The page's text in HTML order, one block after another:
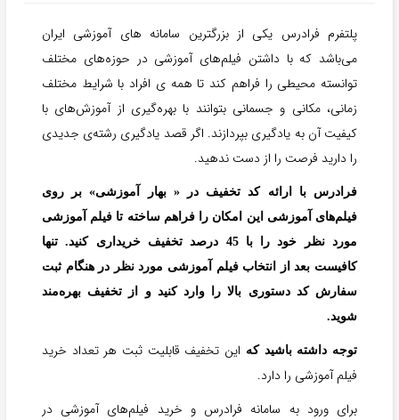
پلتفرم فرادرس یکی از بزرگترین سامانه های آموزشی ایران
می‌باشد که با داشتن فیلم‌های آموزشی در حوزه‌های مختلف
توانسته محیطی را فراهم کند تا همه ی افراد با شرایط مختلف
زمانی، مکانی و جسمانی بتوانند با بهره‌گیری از آموزش‌های با
کیفیت آن به یادگیری بپردازند. اگر قصد یادگیری رشته‌ی جدیدی
را دارید فرصت را از دست ندهید.
فرادرس با ارائه کد تخفیف در « بهار آموزشی» بر روی
فیلم‌های آموزشی این امکان را فراهم ساخته تا فیلم آموزشی
مورد نظر خود را با 45 درصد تخفیف خریداری کنید. تنها
کافیست بعد از انتخاب فیلم آموزشی مورد نظر در هنگام ثبت
سفارش کد دستوری بالا را وارد کنید و از تخفیف بهره‌مند
شوید.
توجه داشته باشید که این تخفیف قابلیت ثبت هر تعداد خرید
فیلم آموزشی را دارد.
برای ورود به سامانه فرادرس و خرید فیلم‌های آموزشی در